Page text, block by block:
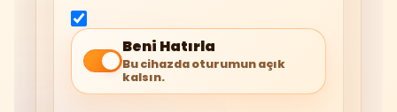
Beni Hatırla
Bu cihazda oturumun açık
kalsın.